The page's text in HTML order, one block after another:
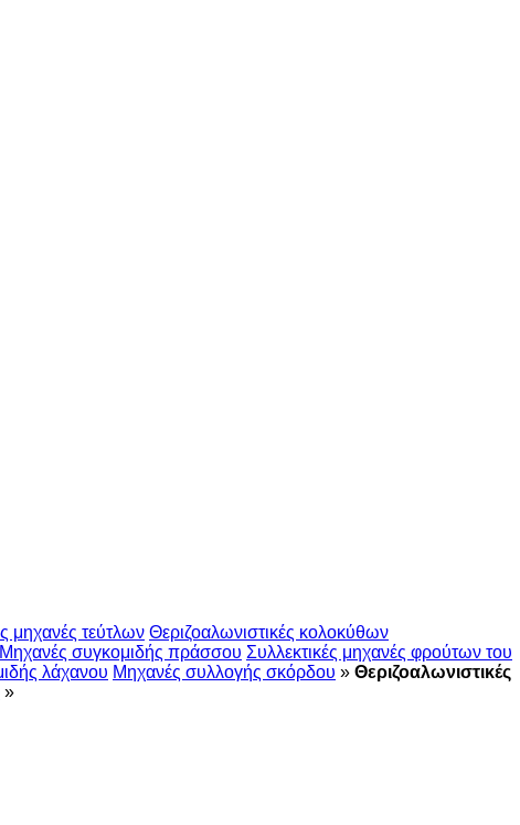
μηχανές τεύτλων Θεριζοαλωνιστικές κολοκύθων
Μηχανές συγκομιδής πράσσου Συλλεκτικές μηχανές φρούτων του
λάχανου Μηχανές συλλογής σκόρδου » Θεριζοαλωνιστικές
»